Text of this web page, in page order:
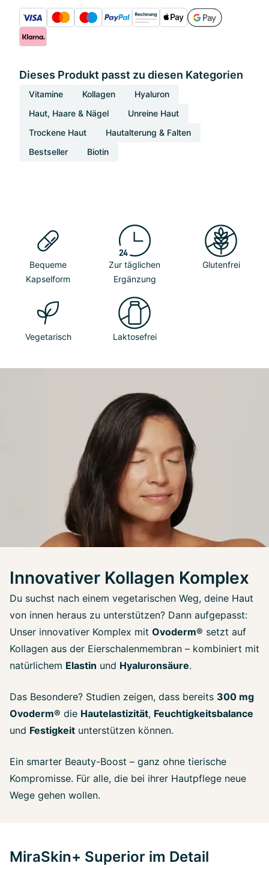
Dieses Produkt passt zu diesen Kategorien
Vitamine Kollagen
Hyaluron
Haut, Haare & Nägel
Unreine Haut
Trockene Haut
Hautalterung & Falten
Bestseller
Biotin
Bequeme
Kapselform
Zur täglichen
Ergänzung
Glutenfrei
Vegetarisch Laktosefrei
Innovativer Kollagen Komplex
Du suchst nach einem vegetarischen Weg, deine Haut
von innen heraus zu unterstützen? Dann aufgepasst:
Unser innovativer Komplex mit Ovoderm® setzt auf
Kollagen aus der Eierschalenmembran – kombiniert mit
natürlichem Elastin und Hyaluronsäure.
Das Besondere? Studien zeigen, dass bereits 300 mg
Ovoderm® die Hautelastizität, Feuchtigkeitsbalance
und Festigkeit unterstützen können.
Ein smarter Beauty-Boost – ganz ohne tierische
Kompromisse. Für alle, die bei ihrer Hautpflege neue
Wege gehen wollen.
MiraSkin+ Superior im Detail